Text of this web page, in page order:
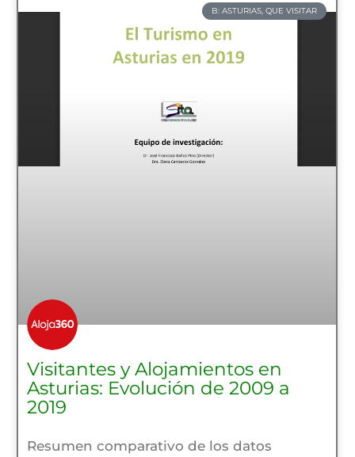
B: ASTURIAS, QUE VISITAR
Visitantes y Alojamientos en
Asturias: Evolución de 2009 a
2019
Resumen comparativo de los datos